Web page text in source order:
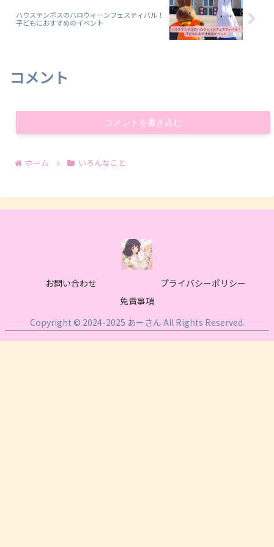
ハウステンボスのハロウィーンフェスティバル！
子どもにおすすめのイベント
コメント
コメントを書き込む
ホーム いろんなこと
お問い合わせ
プライバシーポリシー
免責事項
Copyright © 2024-2025 あーさん All Rights Reserved.